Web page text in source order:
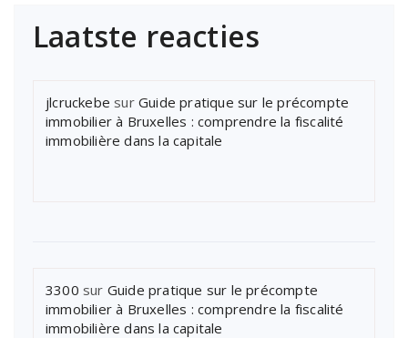
Laatste reacties
jlcruckebe sur Guide pratique sur le précompte
immobilier à Bruxelles : comprendre la fiscalité
immobilière dans la capitale
3300 sur Guide pratique sur le précompte
immobilier à Bruxelles : comprendre la fiscalité
immobilière dans la capitale